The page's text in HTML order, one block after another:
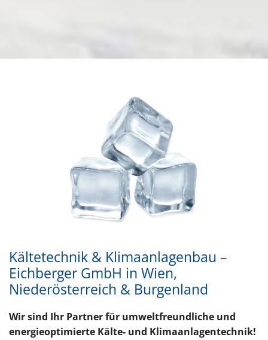
Kältetechnik & Klimaanlagenbau –
Eichberger GmbH in Wien,
Niederösterreich & Burgenland
Wir sind Ihr Partner für umweltfreundliche und
energieoptimierte Kälte- und Klimaanlagentechnik!